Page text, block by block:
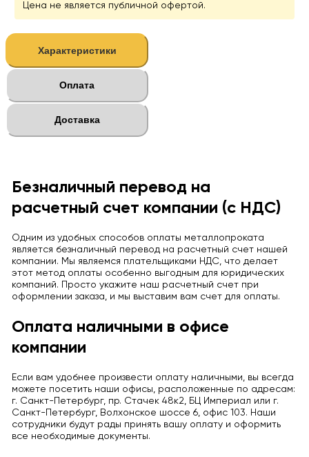
Цена не является публичной офертой.
Характеристики
Оплата
Доставка
Безналичный перевод на
расчетный счет компании (с НДС)
Одним из удобных способов оплаты металлопроката
является безналичный перевод на расчетный счет нашей
компании. Мы являемся плательщиками НДС, что делает
этот метод оплаты особенно выгодным для юридических
компаний. Просто укажите наш расчетный счет при
оформлении заказа, и мы выставим вам счет для оплаты.
Оплата наличными в офисе
компании
Если вам удобнее произвести оплату наличными, вы всегда
можете посетить наши офисы, расположенные по адресам:
г. Санкт-Петербург, пр. Стачек 48к2, БЦ Империал или г.
Санкт-Петербург, Волхонское шоссе 6, офис 103. Наши
сотрудники будут рады принять вашу оплату и оформить
все необходимые документы.